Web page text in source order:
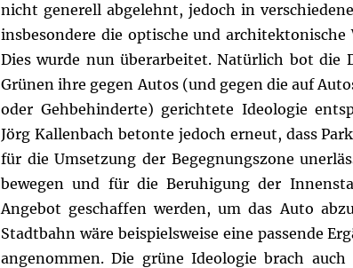
nicht generell abgelehnt, jedoch in
insbesondere die optische und
Dies wurde nun überarbeitet. Natürlich bot die
Grünen ihre gegen Autos (und gegen die auf
oder Gehbehinderte) gerichtete Ideologie
Jörg Kallenbach betonte jedoch erneut, dass
für die Umsetzung der Begegnungszone
bewegen und für die Beruhigung der
Angebot geschaffen werden, um das Auto
Stadtbahn wäre beispielsweise eine passende
angenommen. Die grüne Ideologie brach